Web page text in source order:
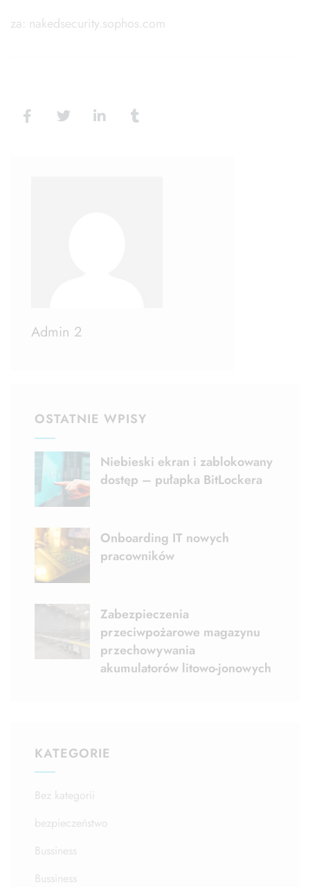
za: nakedsecurity.sophos.com
Admin 2
OSTATNIE WPISY
Niebieski ekran i zablokowany
dostęp – pułapka BitLockera
Onboarding IT nowych
pracowników
Zabezpieczenia
przeciwpożarowe magazynu
przechowywania
akumulatorów litowo-jonowych
KATEGORIE
Bez kategorii
bezpieczeństwo
Bussiness
Bussiness